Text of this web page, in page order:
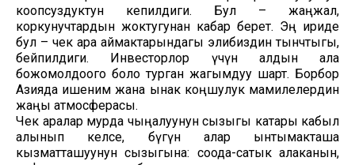
коопсуздуктун кепилдиги. Бул – жаңжал,
коркунучтардын жоктугунан кабар берет. Эң ириде
бул – чек ара аймактарындагы элибиздин тынчтыгы,
бейпилдиги. Инвесторлор үчүн алдын ала
божомолдоого боло турган жагымдуу шарт. Борбор
Азияда ишеним жана ынак коңшулук мамилелердин
жаңы атмосферасы.
Чек аралар мурда чыңалуунун сызыгы катары кабыл
алынып келсе, бүгүн алар ынтымакташа
кызматташуунун сызыгына: соода-сатык алаканын,